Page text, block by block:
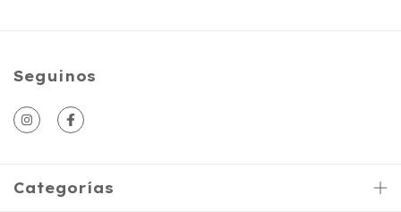
Seguinos
Categorías